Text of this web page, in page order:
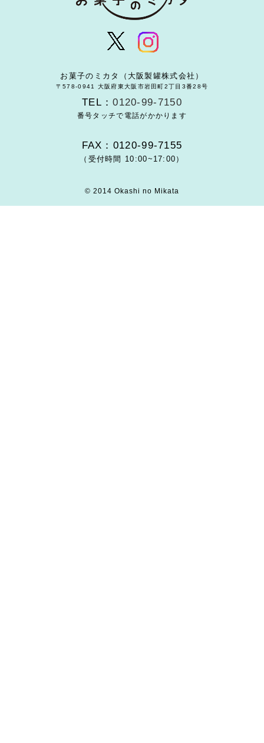
お菓子のミカタ（大阪製罐株式会社）
〒578-0941 大阪府東大阪市岩田町2丁目3番28号
TEL：0120-99-7150
番号タッチで電話がかかります
FAX：0120-99-7155
（受付時間 10:00~17:00）
© 2014 Okashi no Mikata